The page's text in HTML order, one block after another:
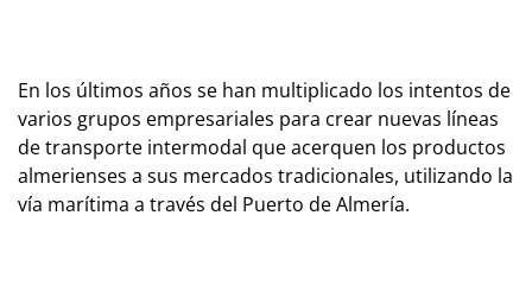
En los últimos años se han multiplicado los intentos de
varios grupos empresariales para crear nuevas líneas
de transporte intermodal que acerquen los productos
almerienses a sus mercados tradicionales, utilizando la
vía marítima a través del Puerto de Almería.